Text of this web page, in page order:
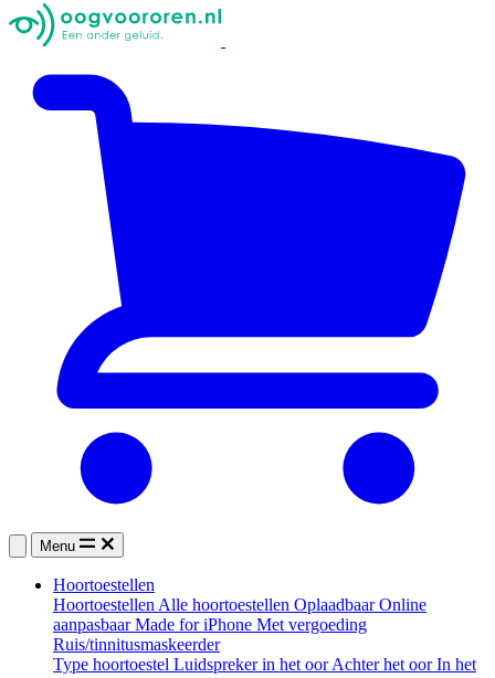
Menu
Hoortoestellen
HoortoestellenAlle hoortoestellen OplaadbaarOnline
aanpasbaarMade for iPhone Met vergoeding
Ruis/tinnitusmaskeerder
Type hoortoestel Luidspreker in het oorAchter het oorIn het